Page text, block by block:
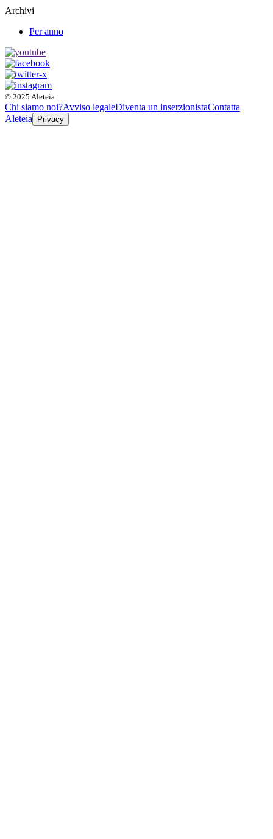
Archivi
Per anno
© 2025 Aleteia
Chi siamo noi?Avviso legaleDiventa un inserzionistaContatta
Aleteia
Privacy